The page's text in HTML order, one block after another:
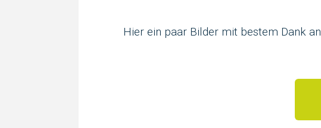
Hier ein paar Bilder mit bestem Dank an